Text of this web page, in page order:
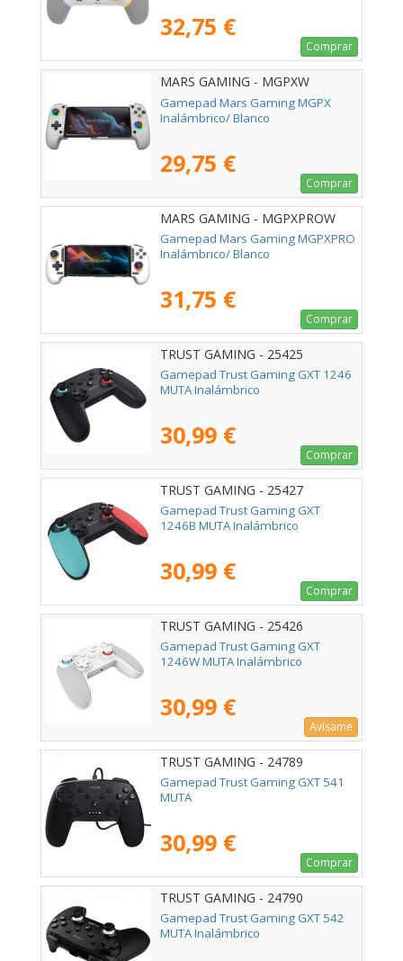
32,75 €
Comprar
MARS GAMING - MGPXW
Gamepad Mars Gaming MGPX
Inalámbrico/ Blanco
29,75 €
Comprar
MARS GAMING - MGPXPROW
Gamepad Mars Gaming MGPXPRO
Inalámbrico/ Blanco
31,75 €
Comprar
TRUST GAMING - 25425
Gamepad Trust Gaming GXT 1246
MUTA Inalámbrico
30,99 €
Comprar
TRUST GAMING - 25427
Gamepad Trust Gaming GXT
1246B MUTA Inalámbrico
30,99 €
Comprar
TRUST GAMING - 25426
Gamepad Trust Gaming GXT
1246W MUTA Inalámbrico
30,99 €
Avísame
TRUST GAMING - 24789
Gamepad Trust Gaming GXT 541
MUTA
30,99 €
Comprar
TRUST GAMING - 24790
Gamepad Trust Gaming GXT 542
MUTA Inalámbrico